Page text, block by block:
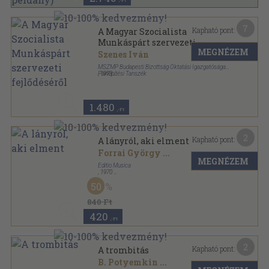
A Magyar Szocialista
Munkáspárt szervezeti
fejlődéséről
Szenes Iván
MSZMP Budapesti Bizottság Oktatási Igazgatósága
Pártépítési Tanszék
,1973
1.480 ,-Ft
Kapható pont:
MEGNÉZEM
A lányról, aki elment
Forrai György ...
Editio Musica
1970
Papír
840 Ft
50
420 ,-Ft
Kapható pont:
MEGNÉZEM
A trombitás
B. Potyemkin ...
Kapható pont: